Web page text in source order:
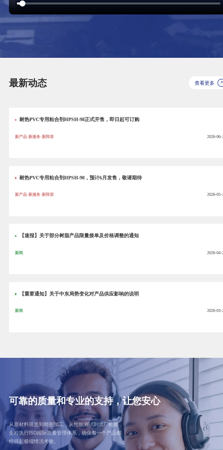
最新动态 查看更多
耐热PVC专用粘合剂HPSH-98正式开售，即日起可订购
新产品·新服务·新阵容 2026-06-
耐热PVC专用粘合剂HPSH-98，预计6月发售，敬请期待
新产品·新服务·新阵容 2026-05-
【速报】关于部分树脂产品限量接单及价格调整的通知
新闻 2026-04-
【重要通知】关于中东局势变化对产品供应影响的说明
新闻 2026-03-
可靠的质量和专业的支持，让您安心
从原材料筛选到精密加工，从性能测试到出厂检验，
全程执行ISO国际质量管理体系，确保每一个产品都
经得起极端情况考验。